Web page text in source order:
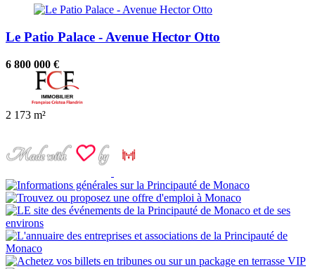
Le Patio Palace - Avenue Hector Otto
6 800 000 €
2 173 m²